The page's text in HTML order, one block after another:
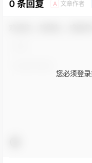
0 条回复 A 文章作者
您必须登